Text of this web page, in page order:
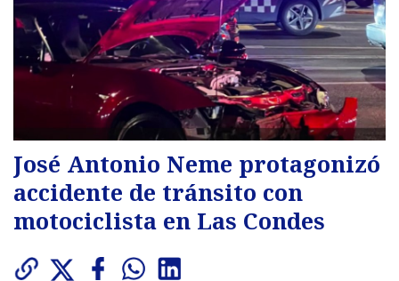
José Antonio Neme protagonizó
accidente de tránsito con
motociclista en Las Condes